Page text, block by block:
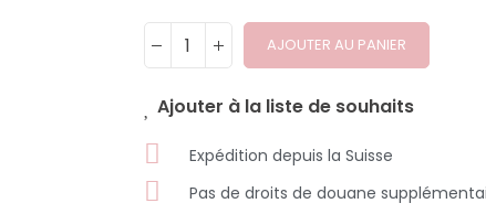
AJOUTER AU PANIER
Ajouter à la liste de souhaits
Expédition depuis la Suisse
Pas de droits de douane